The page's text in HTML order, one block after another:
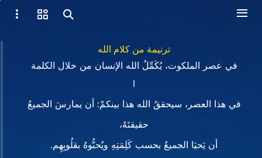
ترنيمة من كلام الله
في عصر الملكوت، يُكَمِّلُ الله الإنسان من خلال الكلمة
I
في هذا العصر، سيحققُ الله هذا بينكمْ: أن يمارسَ الجميعُ
حقيقتَهُ،
أن يَحيَا الجميعُ بحسب كَلِمَتِهِ ويُحبُّوهُ بقلُوبِهِم.